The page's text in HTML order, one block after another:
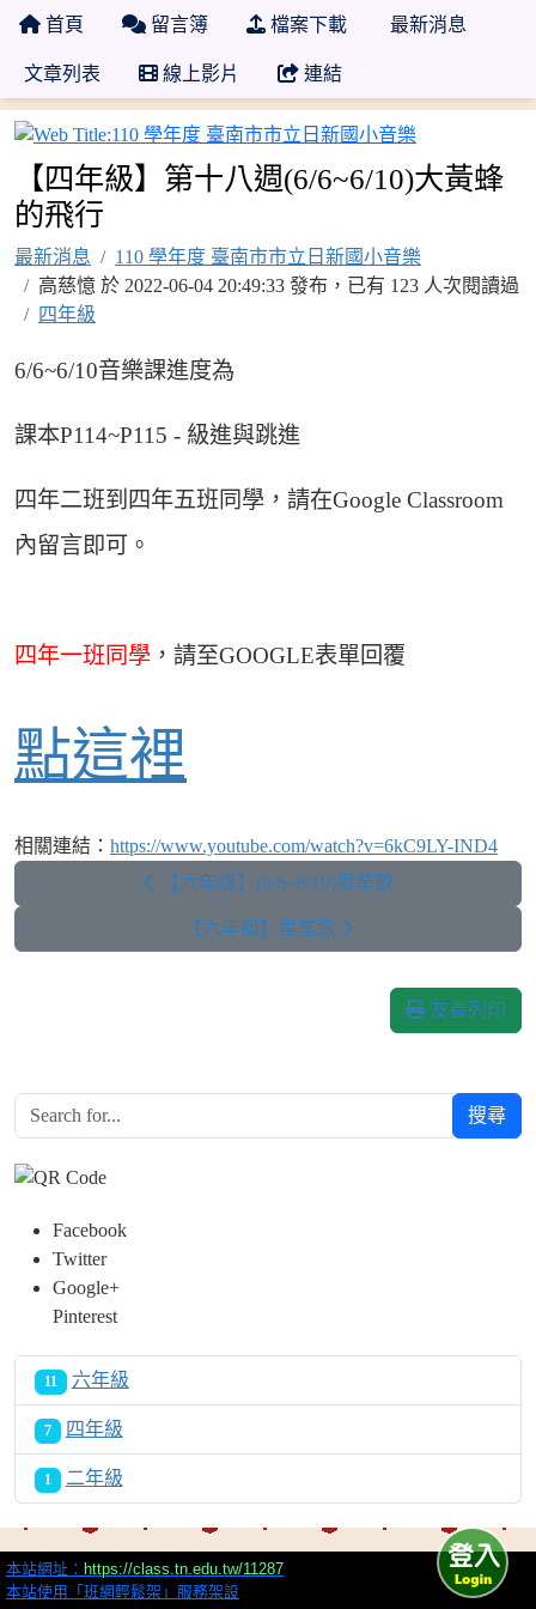
首頁 留言簿 檔案下載 最新消息
文章列表 線上影片 連結
110 學年度
【四年級】第十八週(6/6~6/10)大黃蜂
的飛行
最新消息
110 學年度 臺南市市立日新國小音樂
高慈憶 於 2022-06-04 20:49:33 發布，已有 123 人次閱讀過
四年級
6/6~6/10音樂課進度為
課本P114~P115 - 級進與跳進
四年二班到四年五班同學，請在Google Classroom
內留言即可。
四年一班同學 ，請至GOOGLE表單回覆
點這裡
相關連結： https://www.youtube.com/watch?v=6kC9LY-IND4
【六年級】(6/6~6/10)畢業歌
【六年級】畢業歌
友善列印
搜尋
Facebook
Twitter
Google+
Pinterest
11 六年級
7 四年級
1 二年級
本站網址： https://class.tn.edu.tw/11287
本站使用「班網輕鬆架」服務架設